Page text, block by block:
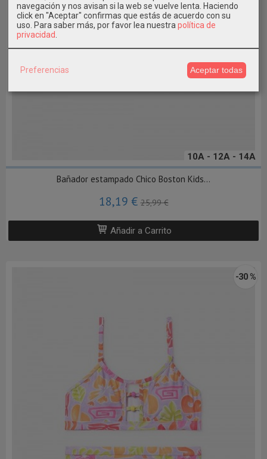
10A - 12A - 14A
Bañador estampado Chico Boston Kids...
18,19 €25,99 €
Añadir a Carrito
-30 %
navegación y nos avisan si la web se vuelve lenta. Haciendo
click en "Aceptar" confirmas que estás de acuerdo con su
uso. Para saber más, por favor lea nuestra política de
privacidad
Preferencias Aceptar todas